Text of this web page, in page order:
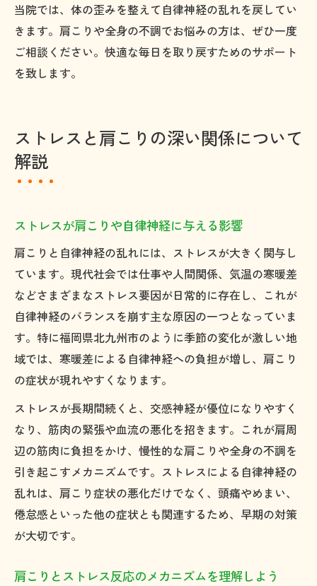
当院では、体の歪みを整えて自律神経の乱れを戻してい
きます。肩こりや全身の不調でお悩みの方は、ぜひ一度
ご相談ください。快適な毎日を取り戻すためのサポート
を致します。
ストレスと肩こりの深い関係について
解説
ストレスが肩こりや自律神経に与える影響
肩こりと自律神経の乱れには、ストレスが大きく関与し
ています。現代社会では仕事や人間関係、気温の寒暖差
などさまざまなストレス要因が日常的に存在し、これが
自律神経のバランスを崩す主な原因の一つとなっていま
す。特に福岡県北九州市のように季節の変化が激しい地
域では、寒暖差による自律神経への負担が増し、肩こり
の症状が現れやすくなります。
ストレスが長期間続くと、交感神経が優位になりやすく
なり、筋肉の緊張や血流の悪化を招きます。これが肩周
辺の筋肉に負担をかけ、慢性的な肩こりや全身の不調を
引き起こすメカニズムです。ストレスによる自律神経の
乱れは、肩こり症状の悪化だけでなく、頭痛やめまい、
倦怠感といった他の症状とも関連するため、早期の対策
が大切です。
肩こりとストレス反応のメカニズムを理解しよう